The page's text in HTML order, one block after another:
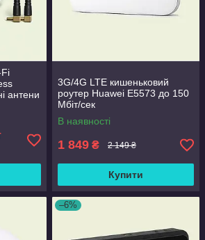
антени
3G/4G LTE кишеньковий
роутер Huawei E5573 до 150
Мбіт/сек
В наявності
1 849 ₴ 2 149 ₴
Купити
–6%